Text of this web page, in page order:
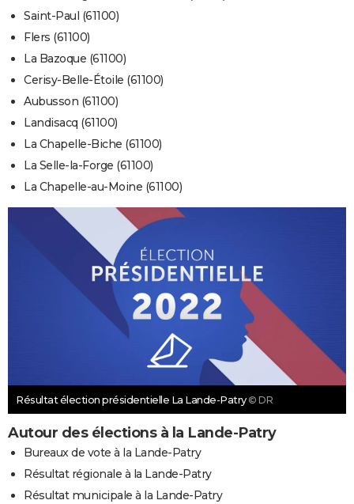
Saint-Paul (61100)
Flers (61100)
La Bazoque (61100)
Cerisy-Belle-Étoile (61100)
Aubusson (61100)
Landisacq (61100)
La Chapelle-Biche (61100)
La Selle-la-Forge (61100)
La Chapelle-au-Moine (61100)
Résultat élection présidentielle La Lande-Patry © DR
Autour des élections à la Lande-Patry
Bureaux de vote à la Lande-Patry
Résultat régionale à la Lande-Patry
Résultat municipale à la Lande-Patry